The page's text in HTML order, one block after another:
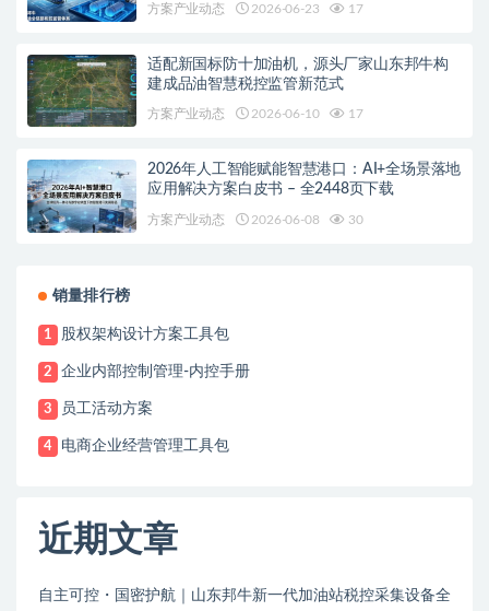
方案产业动态 2026-06-23 17
适配新国标防十加油机，源头厂家山东邦牛构
建成品油智慧税控监管新范式
方案产业动态 2026-06-10 17
2026年人工智能赋能智慧港口：AI+全场景落地
应用解决方案白皮书 – 全2448页下载
方案产业动态 2026-06-08 30
销量排行榜
1 股权架构设计方案工具包
2 企业内部控制管理-内控手册
3 员工活动方案
4 电商企业经营管理工具包
近期文章
自主可控・国密护航｜山东邦牛新一代加油站税控采集设备全